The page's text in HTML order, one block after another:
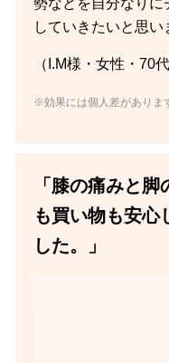
していきたいと思い
（I.M様・女性・70代
※効果には個人差がありま
「膝の痛みと
も買い物も安心
した。」